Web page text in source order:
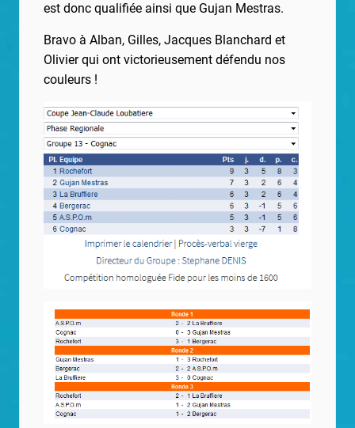
est donc qualifiée ainsi que Gujan Mestras.
Bravo à Alban, Gilles, Jacques Blanchard et
Olivier qui ont victorieusement défendu nos
couleurs !